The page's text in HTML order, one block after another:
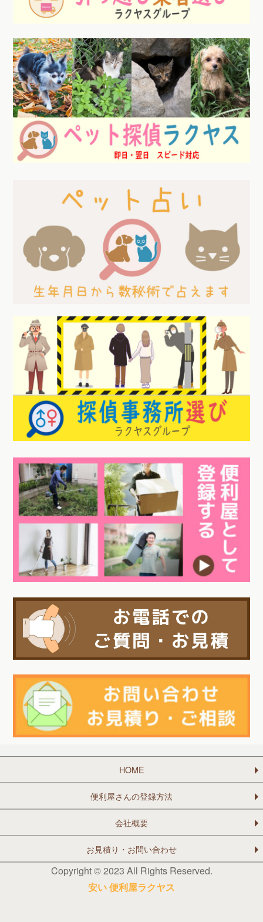
HOME
便利屋さんの登録方法
会社概要
お見積り・お問い合わせ
Copyright © 2023 All Rights Reserved.
安い 便利屋ラクヤス